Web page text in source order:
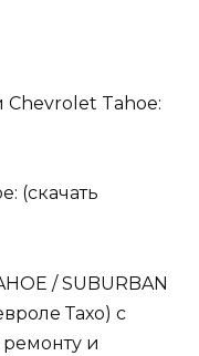
Chevrolet Tahoe:
(скачать
/ SUBURBAN
Тахо) с
и